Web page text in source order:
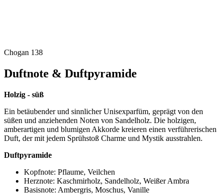
Chogan 138
Duftnote & Duftpyramide
Holzig - süß
Ein betäubender und sinnlicher Unisexparfüm, geprägt von den
süßen und anziehenden Noten von Sandelholz. Die holzigen,
amberartigen und blumigen Akkorde kreieren einen verführerischen
Duft, der mit jedem Sprühstoß Charme und Mystik ausstrahlen.
Duftpyramide
Kopfnote: Pflaume, Veilchen
Herznote: Kaschmirholz, Sandelholz, Weißer Ambra
Basisnote: Ambergris, Moschus, Vanille